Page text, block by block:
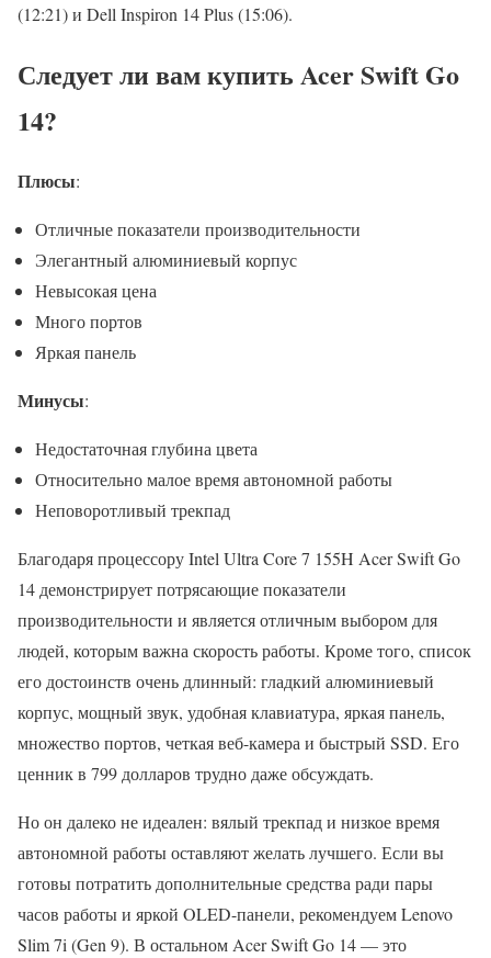
(12:21) и Dell Inspiron 14 Plus (15:06).
Следует ли вам купить Acer Swift Go
14?
Плюсы:
Отличные показатели производительности
Элегантный алюминиевый корпус
Невысокая цена
Много портов
Яркая панель
Минусы:
Недостаточная глубина цвета
Относительно малое время автономной работы
Неповоротливый трекпад
Благодаря процессору Intel Ultra Core 7 155H Acer Swift Go
14 демонстрирует потрясающие показатели
производительности и является отличным выбором для
людей, которым важна скорость работы. Кроме того, список
его достоинств очень длинный: гладкий алюминиевый
корпус, мощный звук, удобная клавиатура, яркая панель,
множество портов, четкая веб-камера и быстрый SSD. Его
ценник в 799 долларов трудно даже обсуждать.
Но он далеко не идеален: вялый трекпад и низкое время
автономной работы оставляют желать лучшего. Если вы
готовы потратить дополнительные средства ради пары
часов работы и яркой OLED-панели, рекомендуем Lenovo
Slim 7i (Gen 9). В остальном Acer Swift Go 14 — это